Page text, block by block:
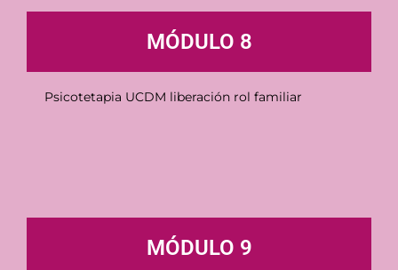
MÓDULO 8
Psicotetapia UCDM liberación rol familiar
MÓDULO 9